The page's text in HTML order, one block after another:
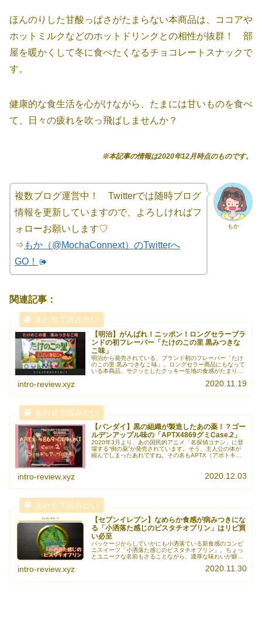
ほんのりした甘酸っぱさがたまらない本商品は、ココアや
ホットミルクなどのホットドリンクとの相性が抜群！ 部
屋を暖かくして冬に食べたくなるチョコレートスナックで
す。
健康的な食生活を心がけながら、たまには甘いものを食べ
て、日々の疲れを吹っ飛ばしませんか？
※本記事の情報は2020年12月時点のものです。
もか
複数ブログ運営中！ Twitterでは随時ブログ
情報を更新していますので、よろしければフ
ォローお願いします♡
⇒ もか（@MochaConnext）のTwitterへ
GO！
関連記事：
【明治】がんばれ！ニッポン！ロングセラーブラ
ンドの初フレーバー「たけのこの里 黒みつきな
こ味」
明治から発売されている、ブランド初のフレーバー「たけ
のこの里 黒みつきなこ味」。ロングセラー商品にもなって
いる本商品、サクッとしたクッキー生地の食感がたまりま
たけのこの里 黒みつきなこ味の《続きを読む》
intro-review.xyz 2020.11.19
【バンダイ】黒の組織が製造したあの薬！？ゴー
ルデンアップル味の「APTX4869グミCase.2」
2020年3月より、あの国民的アニメ「名探偵コナン」に登
場する“例の薬”が発売されています。そう、主人公の体が
縮んでしまったあれですね。その名もAPTX（アポトキシ
intro-review.xyz 2020.12.03
【セブンイレブン】なめらか食感が病みつきにな
る「小洒落た感じのピスタチオプリン」はリピ買
い必至
パッケージからしていかにも小洒落ている新食感のコンビ
ニスイーツ「小洒落た感じのピスタチオプリン」。ちょっ
とユニークな名前もさることながら、濃厚な味わいが癖に
下、小洒落た感じのピスタチオプリ《続きを読む》
intro-review.xyz 2020.11.30